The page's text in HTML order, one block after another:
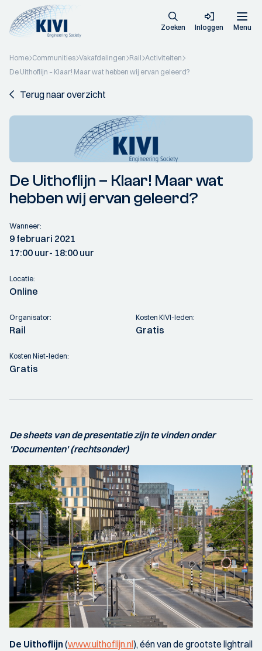
Zoeken Inloggen Menu
Home Communities Vakafdelingen Rail Activiteiten
De Uithoflijn – Klaar! Maar wat hebben wij ervan geleerd?
Terug naar overzicht
De Uithoflijn – Klaar! Maar wat
hebben wij ervan geleerd?
Wanneer:
9 februari 2021
17:00 uur- 18:00 uur
Locatie:
Online
Organisator:
Rail
Kosten KIVI-leden:
Gratis
Kosten Niet-leden:
Gratis
De sheets van de presentatie zijn te vinden onder
'Documenten' (rechtsonder)
De Uithoflijn(www.uithoflijn.nl), één van de grootste lightrail